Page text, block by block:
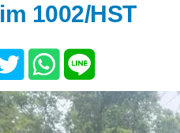
1002/HST